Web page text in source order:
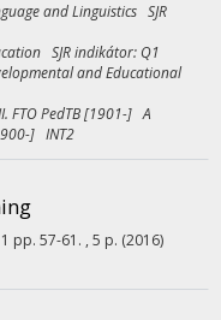
and Linguistics SJR
SJR indikátor: Q1
and Educational
FTO PedTB [1901-] A
] INT2
1 pp. 57-61. , 5 p. (2016)